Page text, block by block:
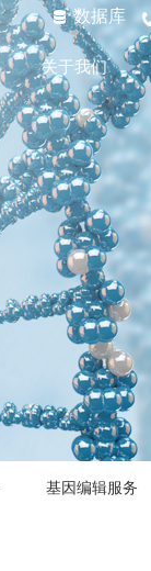
数据库
关于我们
基因编辑服务